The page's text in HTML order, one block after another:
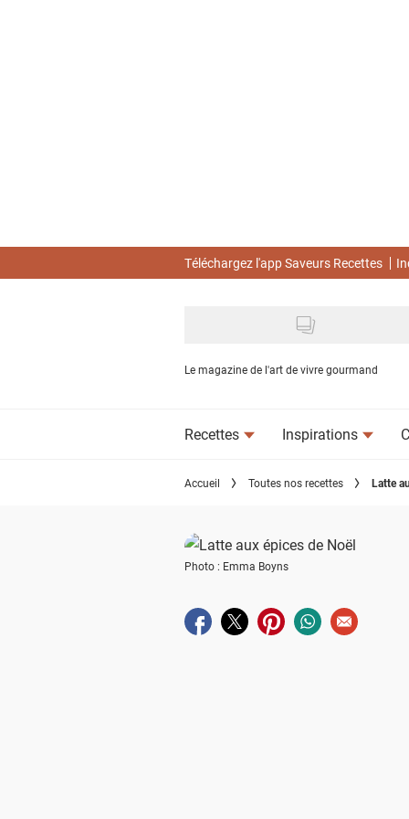
Téléchargez l'app Saveurs Recettes
Le magazine de l'art de vivre gourmand
Recettes Inspirations
Accueil Toutes nos recettes Latte
Photo : Emma Boyns
Partager sur facebook
Partager sur twitter
Partager sur pinterest
Partager sur
Envoyer à